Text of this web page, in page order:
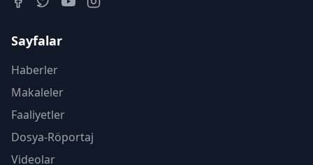
Sayfalar
Haberler
Makaleler
Faaliyetler
Dosya-Röportaj
Videolar